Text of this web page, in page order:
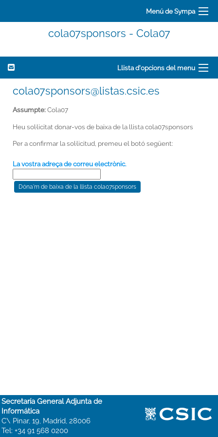
Menú de Sympa
cola07sponsors - Cola07
Llista d'opcions del menu
cola07sponsors@listas.csic.es
Assumpte:Cola07
Heu sol·licitat donar-vos de baixa de la llista cola07sponsors
Per a confirmar la sol·licitud, premeu el botó següent:
La vostra adreça de correu electrònic.
Secretaría General Adjunta de
Informática
C\ Pinar, 19, Madrid, 28006
Tel: +34 91 568 0200